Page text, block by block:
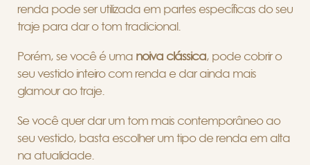
renda pode ser utilizada em partes específicas do seu
traje para dar o tom tradicional.
Porém, se você é uma noiva clássica, pode cobrir o
seu vestido inteiro com renda e dar ainda mais
glamour ao traje.
Se você quer dar um tom mais contemporâneo ao
seu vestido, basta escolher um tipo de renda em alta
na atualidade.